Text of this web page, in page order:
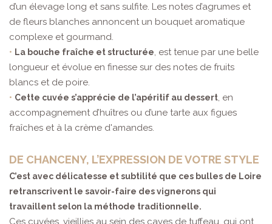
d’un élevage long et sans sulfite. Les notes d’agrumes et
de fleurs blanches annoncent un bouquet aromatique
complexe et gourmand.
• La bouche fraîche et structurée, est tenue par une belle
longueur et évolue en finesse sur des notes de fruits
blancs et de poire.
• Cette cuvée s’apprécie de l’apéritif au dessert, en
accompagnement d’huîtres ou d’une tarte aux figues
fraîches et à la crème d'amandes.
DE CHANCENY, L’EXPRESSION DE VOTRE STYLE
C’est avec délicatesse et subtilité que ces bulles de Loire
retranscrivent le savoir-faire des vignerons qui
travaillent selon la méthode traditionnelle.